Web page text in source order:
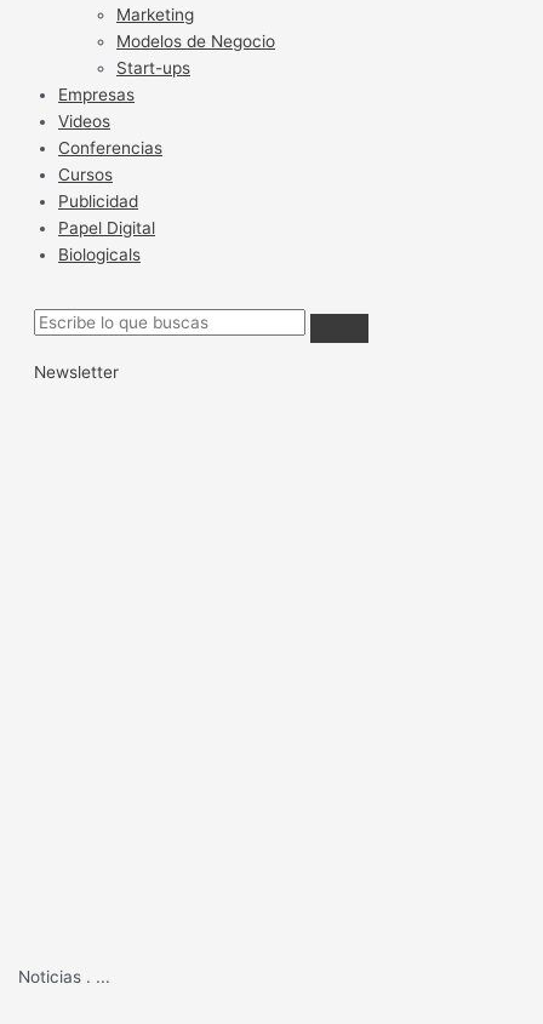
Marketing
Modelos de Negocio
Start-ups
Empresas
Videos
Conferencias
Cursos
Publicidad
Papel Digital
Biologicals
Newsletter
Noticias . ...